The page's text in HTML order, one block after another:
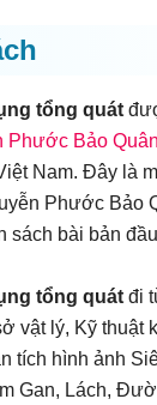
tổng quát
Phước Bảo Quân
Nam. Đây là
Phước Bảo
sách bài bản
tổng quát đi
vật lý, Kỹ thuật
tích hình ảnh
Gan, Lách,